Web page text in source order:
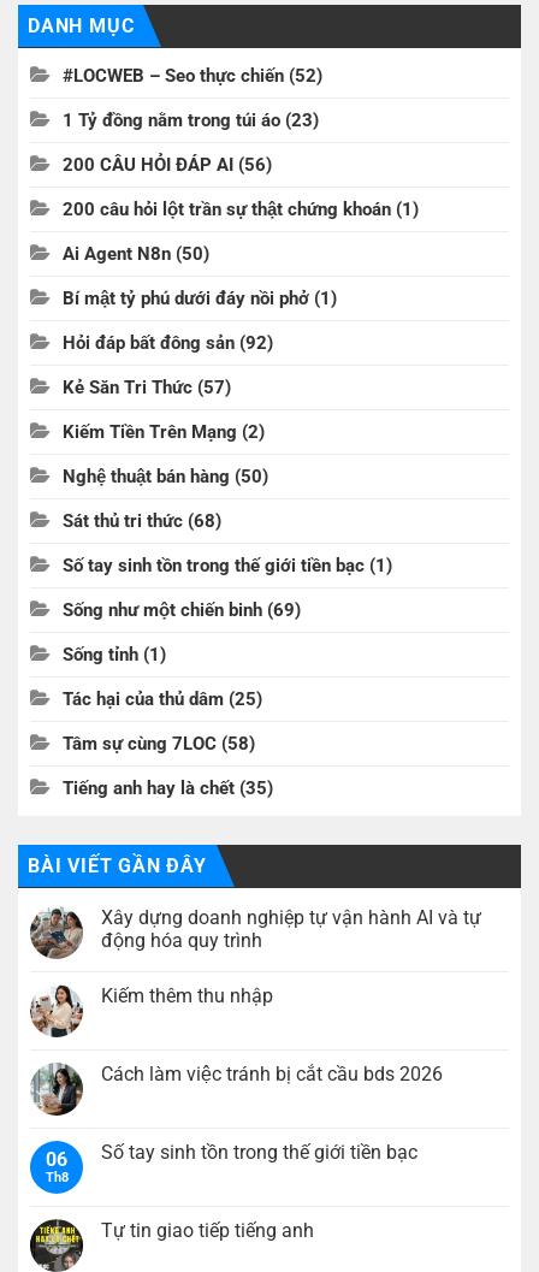
DANH MỤC
#LOCWEB – Seo thực chiến (52)
1 Tỷ đồng nằm trong túi áo (23)
200 CÂU HỎI ĐÁP AI (56)
200 câu hỏi lột trần sự thật chứng khoán (1)
Ai Agent N8n (50)
Bí mật tỷ phú dưới đáy nồi phở (1)
Hỏi đáp bất đông sản (92)
Kẻ Săn Tri Thức (57)
Kiếm Tiền Trên Mạng (2)
Nghệ thuật bán hàng (50)
Sát thủ tri thức (68)
Số tay sinh tồn trong thế giới tiền bạc (1)
Sống như một chiến binh (69)
Sống tỉnh (1)
Tác hại của thủ dâm (25)
Tâm sự cùng 7LOC (58)
Tiếng anh hay là chết (35)
BÀI VIẾT GẦN ĐÂY
Xây dựng doanh nghiệp tự vận hành AI và tự
động hóa quy trình
bình
doanh
AI
quy
Kiếm thêm thu nhập
luận
ở
nhập
Cách làm việc tránh bị cắt cầu bds 2026
luận
ở
tránh
bị
06
Th8
Số tay sinh tồn trong thế giới tiền bạc
luận
ở
Tự tin giao tiếp tiếng anh